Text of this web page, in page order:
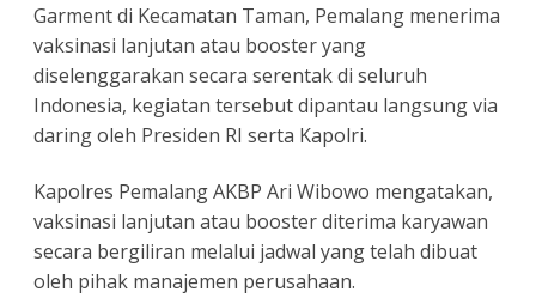
Garment di Kecamatan Taman, Pemalang menerima
vaksinasi lanjutan atau booster yang
diselenggarakan secara serentak di seluruh
Indonesia, kegiatan tersebut dipantau langsung via
daring oleh Presiden RI serta Kapolri.
Kapolres Pemalang AKBP Ari Wibowo mengatakan,
vaksinasi lanjutan atau booster diterima karyawan
secara bergiliran melalui jadwal yang telah dibuat
oleh pihak manajemen perusahaan.